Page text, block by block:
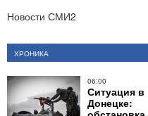
Новости СМИ2
ХРОНИКА
06:00
Ситуация в
Донецке: